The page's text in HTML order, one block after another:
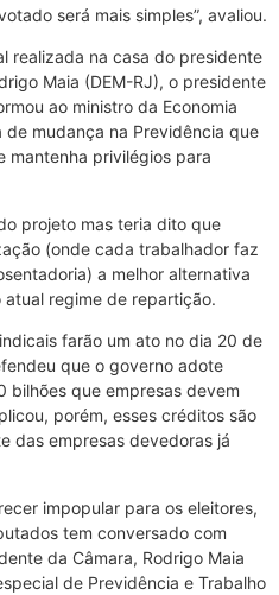
será mais simples”, avaliou.
realizada na casa do presidente
Maia (DEM-RJ), o presidente
ao ministro da Economia
mudança na Previdência que
mantenha privilégios para
projeto mas teria dito que
(onde cada trabalhador faz
a melhor alternativa
regime de repartição.
farão um ato no dia 20 de
que o governo adote
bilhões que empresas devem
porém, esses créditos são
das empresas devedoras já
impopular para os eleitores,
tem conversado com
da Câmara, Rodrigo Maia
de Previdência e Trabalho